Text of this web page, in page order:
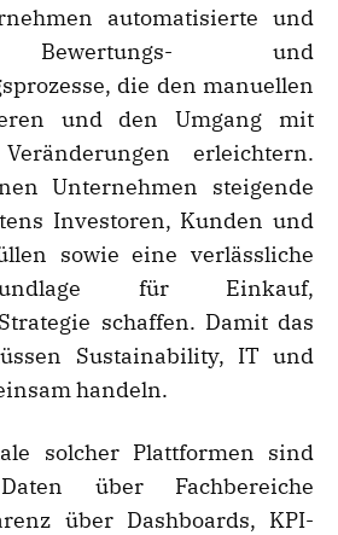
automatisierte und
Bewertungs- und
die den manuellen
und den Umgang mit
erleichtern.
Unternehmen steigende
Investoren, Kunden und
sowie eine verlässliche
für Einkauf,
schaffen. Damit das
Sustainability, IT und
handeln.
solcher Plattformen sind
über Fachbereiche
über Dashboards, KPI-